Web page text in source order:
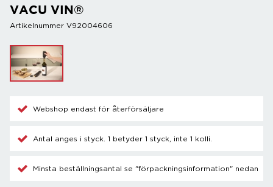
VACU VIN®
Artikelnummer V92004606
Webshop endast för återförsäljare
Antal anges i styck. 1 betyder 1 styck, inte 1 kolli.
Minsta beställningsantal se "förpackningsinformation" nedan